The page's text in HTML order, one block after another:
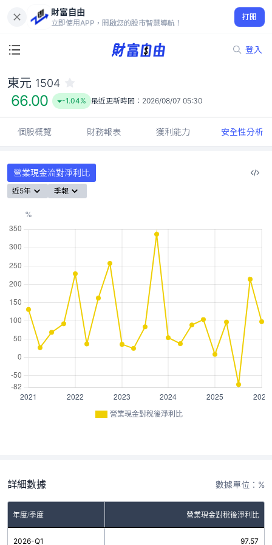
財富自由
立即使用APP，開啟您的股市智慧導航！
打開
登入
66.00
-1.04%
東元 1504
66.00 -1.04% 最近更新時間： 2026/08/07 05:30
個股概覽 財務報表 獲利能力 安全性分析
營業現金流對淨利比
近5年 季報
營業現金對稅後淨利比
詳細數據 數據單位：%
年度/季度 營業現金對稅後淨利比
2026-Q1 97.57